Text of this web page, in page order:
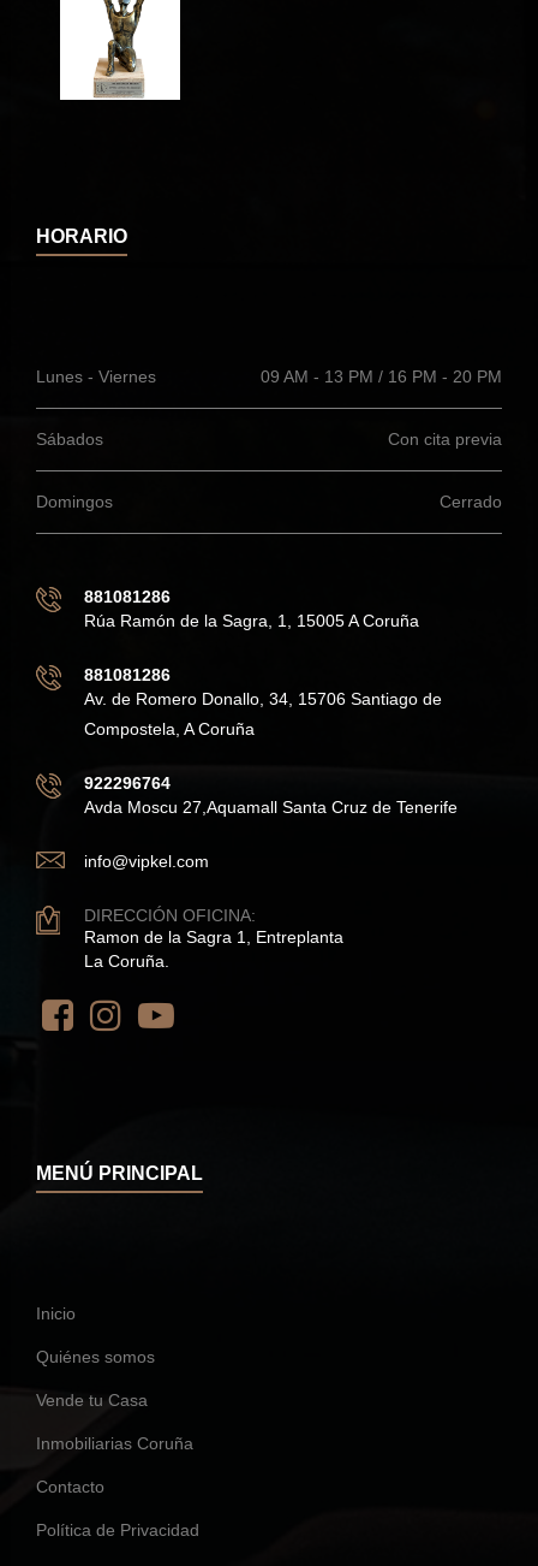
HORARIO
Lunes - Viernes 09 AM - 13 PM / 16 PM - 20 PM
Sábados Con cita previa
Domingos Cerrado
881081286
Rúa Ramón de la Sagra, 1, 15005 A Coruña
881081286
Av. de Romero Donallo, 34, 15706 Santiago de
Compostela, A Coruña
922296764
Avda Moscu 27,Aquamall Santa Cruz de Tenerife
info@vipkel.com
DIRECCIÓN OFICINA:
Ramon de la Sagra 1, Entreplanta
La Coruña.
MENÚ PRINCIPAL
Inicio
Quiénes somos
Vende tu Casa
Inmobiliarias Coruña
Contacto
Política de Privacidad